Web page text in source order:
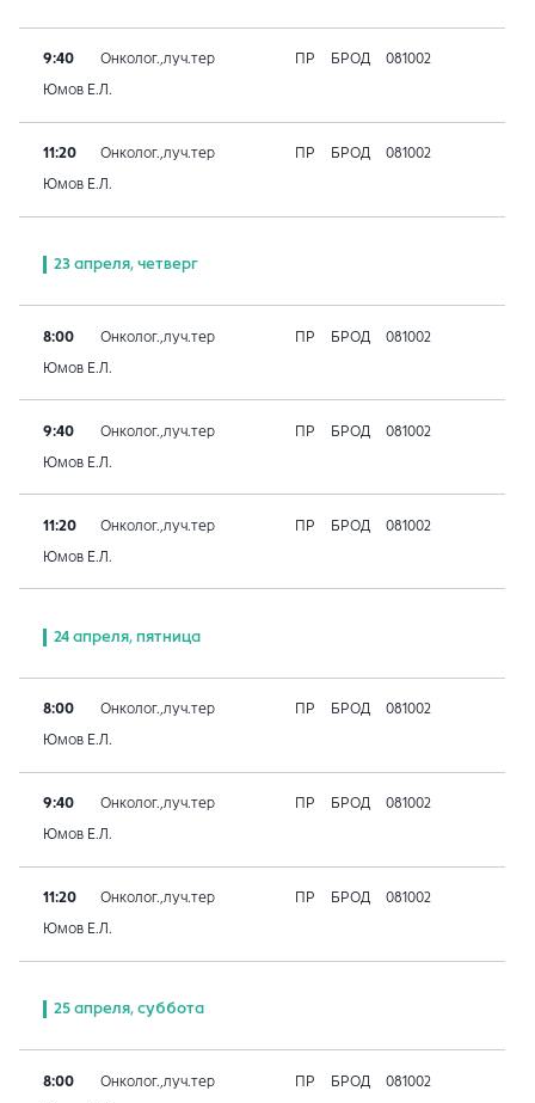
9:40 Онколог.,луч.тер ПР БРОД 081002
Юмов Е.Л.
11:20 Онколог.,луч.тер ПР БРОД 081002
Юмов Е.Л.
23 апреля, четверг
8:00 Онколог.,луч.тер ПР БРОД 081002
Юмов Е.Л.
9:40 Онколог.,луч.тер ПР БРОД 081002
Юмов Е.Л.
11:20 Онколог.,луч.тер ПР БРОД 081002
Юмов Е.Л.
24 апреля, пятница
8:00 Онколог.,луч.тер ПР БРОД 081002
Юмов Е.Л.
9:40 Онколог.,луч.тер ПР БРОД 081002
Юмов Е.Л.
11:20 Онколог.,луч.тер ПР БРОД 081002
Юмов Е.Л.
25 апреля, суббота
8:00 Онколог.,луч.тер ПР БРОД 081002